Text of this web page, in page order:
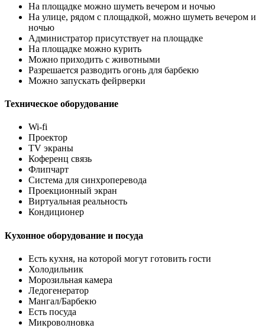
На площадке можно шуметь вечером и ночью
На улице, рядом с площадкой, можно шуметь вечером и
ночью
Администратор присутствует на площадке
На площадке можно курить
Можно приходить с животными
Разрешается разводить огонь для барбекю
Можно запускать фейрверки
Техническое оборудование
Wi-fi
Проектор
TV экраны
Коференц связь
Флипчарт
Система для синхроперевода
Проекционный экран
Виртуальная реальность
Кондиционер
Кухонное оборудование и посуда
Есть кухня, на которой могут готовить гости
Холодильник
Морозильная камера
Ледогенератор
Мангал/Барбекю
Есть посуда
Микроволновка